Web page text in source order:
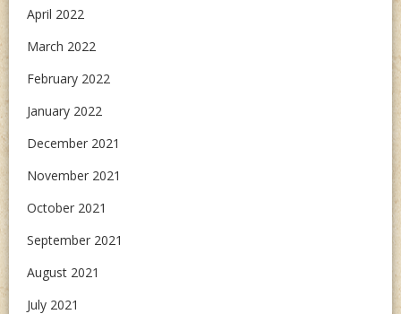
April 2022
March 2022
February 2022
January 2022
December 2021
November 2021
October 2021
September 2021
August 2021
July 2021